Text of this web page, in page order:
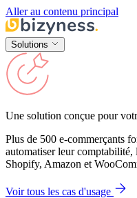
Aller au contenu principal
Solutions
Une solution conçue pour
Plus de 500 e-commerçants
automatiser leur
Shopify, Amazon et
Voir tous les cas d'usage